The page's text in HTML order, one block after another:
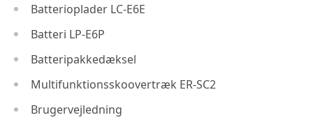
Batterioplader LC-E6E
Batteri LP-E6P
Batteripakkedæksel
Multifunktionsskoovertræk ER-SC2
Brugervejledning